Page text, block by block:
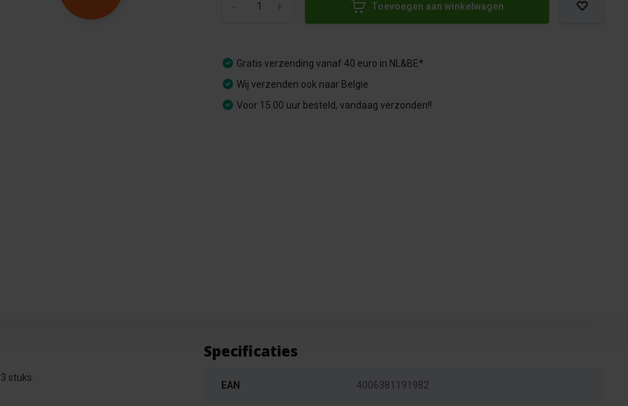
Toevoegen aan winkelwagen
Gratis verzending vanaf 40 euro in NL&BE*
Wij verzenden ook naar Belgie
Voor 15.00 uur besteld, vandaag verzonden!!
stuks.
Specificaties
EAN 4006381191982